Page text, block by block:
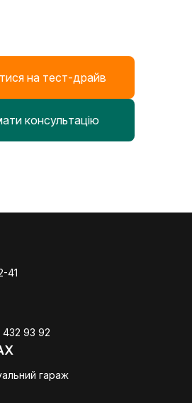
на тест-драйв
консультацію
41
93 92
гараж